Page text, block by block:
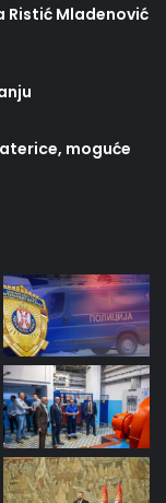
Ristić Mladenović
moguće